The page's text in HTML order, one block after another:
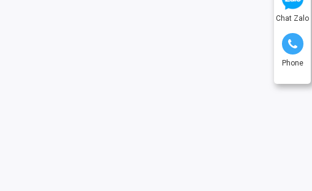
Chat Zalo
Phone